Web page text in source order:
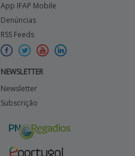
App IFAP Mobile
Denúncias
RSS Feeds
NEWSLETTER
Newsletter
Subscrição